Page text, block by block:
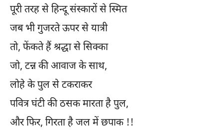
पूरी तरह से हिन्दू संस्कारों से स्मित
जब भी गुजरते ऊपर से यात्री
तो, फेंकते हैं श्रद्धा से सिक्का
जो, टन्न की आवाज के साथ,
लोहे के पुल से टकराकर
पवित्र घंटी की ठसक मारता है पुल,
और फिर, गिरता है जल में छपाक !!